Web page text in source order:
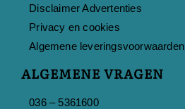
Disclaimer Advertenties
Privacy en cookies
Algemene leveringsvoorwaarden
ALGEMENE VRAGEN
036 – 5361600